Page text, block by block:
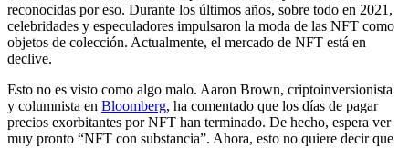
reconocidas por eso. Durante los últimos años, sobre todo en 2021,
celebridades y especuladores impulsaron la moda de las NFT como
objetos de colección. Actualmente, el mercado de NFT está en
declive.
Esto no es visto como algo malo. Aaron Brown, criptoinversionista
y columnista en Bloomberg, ha comentado que los días de pagar
precios exorbitantes por NFT han terminado. De hecho, espera ver
muy pronto “NFT con substancia”. Ahora, esto no quiere decir que